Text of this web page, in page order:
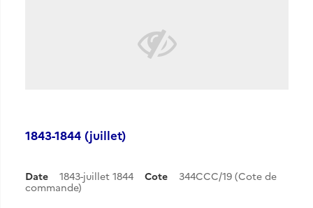
1843-1844 (juillet)
Date 1843-juillet 1844 Cote
344CCC/19 (Cote de
commande)